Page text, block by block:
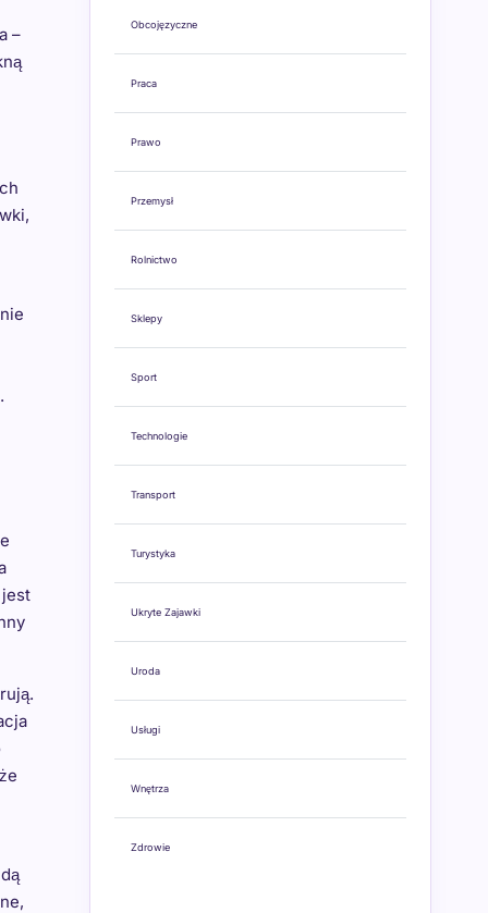
–
jest
Obcojęzyczne
Praca
Prawo
Przemysł
Rolnictwo
Sklepy
Sport
Technologie
Transport
Turystyka
Ukryte Zajawki
Uroda
Usługi
Wnętrza
Zdrowie